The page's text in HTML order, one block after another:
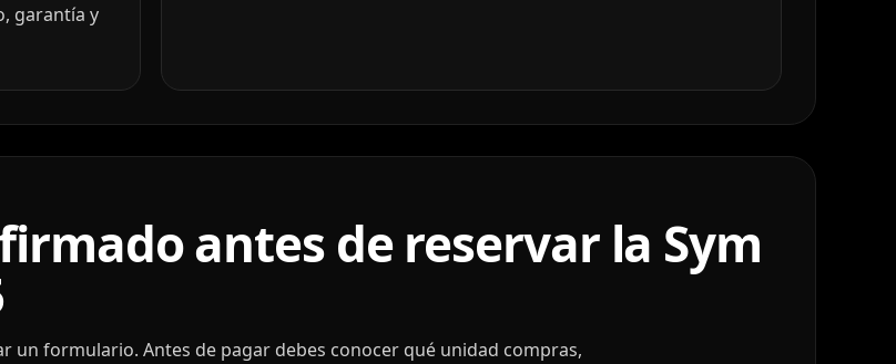
garantía y
antes de reservar la Sym
un formulario. Antes de pagar debes conocer qué unidad compras,